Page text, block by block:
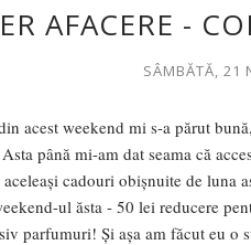
AFACERE -
SÂMBĂTĂ, 21
acest weekend mi s-a părut
până mi-am dat seama că
cadouri obișnuite de luna
ul ăsta - 50 lei reducere
parfumuri! Și așa am făcut eu o